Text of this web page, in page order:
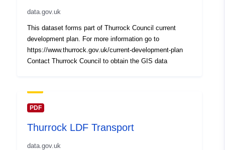
data.gov.uk
This dataset forms part of Thurrock Council current
development plan. For more information go to
https://www.thurrock.gov.uk/current-development-plan
Contact Thurrock Council to obtain the GIS data
PDF
Thurrock LDF Transport
data.gov.uk